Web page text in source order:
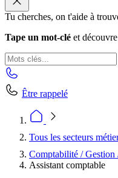
Tu cherches, on t'aide à
Tape un mot-clé et
Être rappelé
Tous les secteurs
Comptabilité / Gestion
Assistant comptable